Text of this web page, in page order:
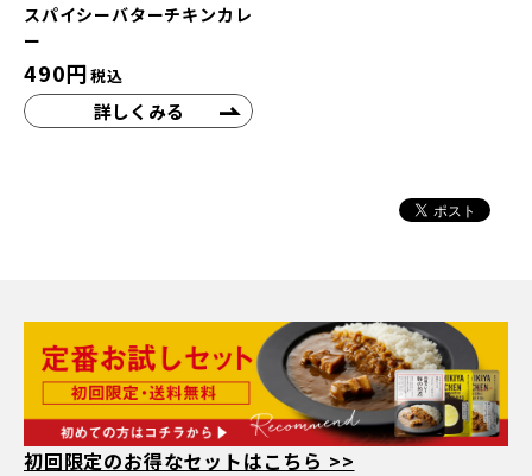
スパイシーバターチキンカレ
ー
490円税込
詳しくみる
初回限定のお得なセットはこちら >>